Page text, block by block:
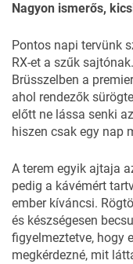
Nagyon ismerős,
Pontos napi tervünk
RX-et a szűk
Brüsszelben a
ahol rendezők
előtt ne lássa senki
hiszen csak egy nap
A terem egyik ajtaja
pedig a kávémért
ember kíváncsi.
és készségesen
figyelmeztetve, hogy
megkérdezné, mit